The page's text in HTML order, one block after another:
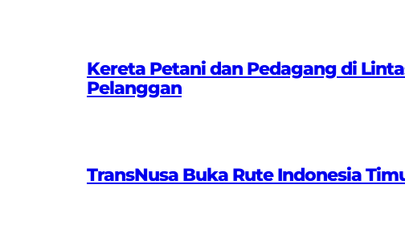
Kereta Petani dan Pedagang di
Pelanggan
TransNusa Buka Rute Indonesia